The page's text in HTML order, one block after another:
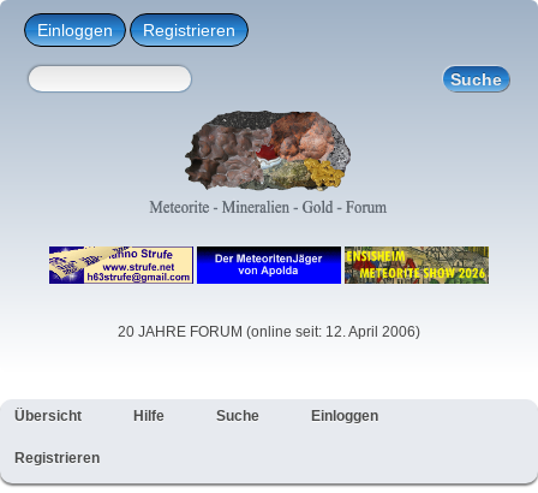
Einloggen Registrieren
20 JAHRE FORUM (online seit: 12. April 2006)
Übersicht Hilfe Suche Einloggen
Registrieren